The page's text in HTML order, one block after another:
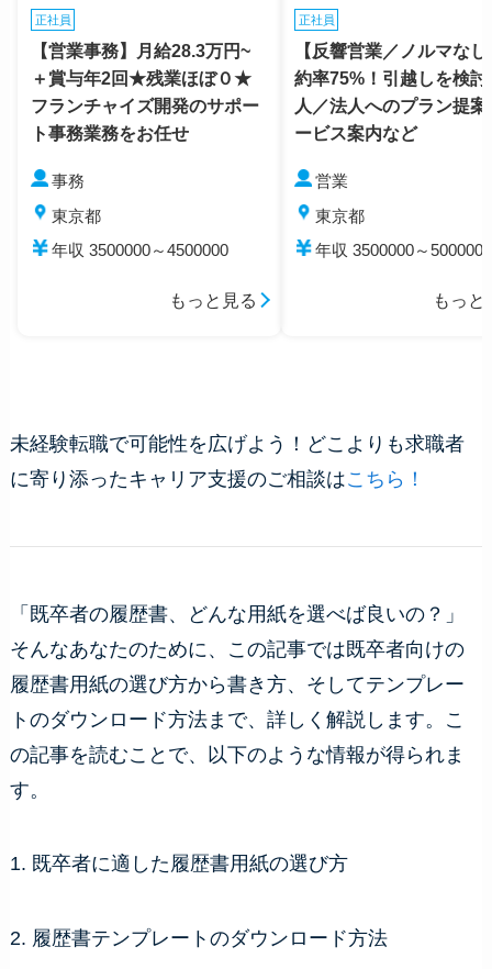
正社員
【営業事務】月給28.3万円~
＋賞与年2回★残業ほぼ０★
フランチャイズ開発のサポー
ト事務業務をお任せ
事務
東京都
年収 3500000～4500000
もっと見る
正社員
【反響営業／ノルマな
約率75%！引越しを検討
人／法人へのプラン提
ービス案内など
営業
東京都
年収 3500000～5000000
もっと
未経験転職で可能性を広げよう！どこよりも求職者
に寄り添ったキャリア支援のご相談はこちら！
「既卒者の履歴書、どんな用紙を選べば良いの？」
そんなあなたのために、この記事では既卒者向けの
履歴書用紙の選び方から書き方、そしてテンプレー
トのダウンロード方法まで、詳しく解説します。こ
の記事を読むことで、以下のような情報が得られま
す。
1. 既卒者に適した履歴書用紙の選び方
2. 履歴書テンプレートのダウンロード方法